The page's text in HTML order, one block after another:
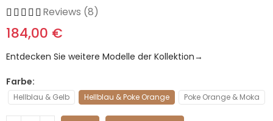
Reviews (8)
184,00 €
Entdecken Sie weitere Modelle der Kollektion→
Farbe
Hellblau & Gelb Hellblau & Poke Orange Poke Orange & Moka